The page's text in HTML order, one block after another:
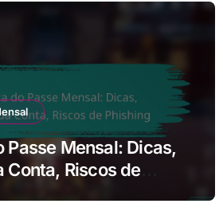
Passe Mensal: Dicas,
Conta, Riscos de